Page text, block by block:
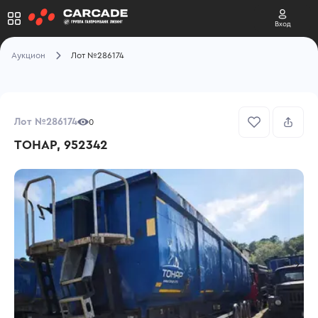
Вход
Аукцион Лот №286174
Лот №286174 0
ТОНАР, 952342